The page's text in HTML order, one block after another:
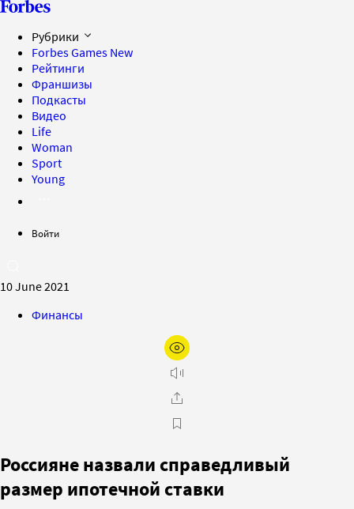
Рубрики
Forbes Games New
Рейтинги
Франшизы
Подкасты
Видео
Life
Woman
Sport
Young
Войти
10 June 2021
Финансы
Россияне назвали справедливый
размер ипотечной ставки